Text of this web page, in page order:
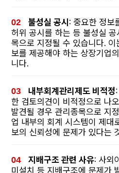
불성실 공시: 중요한 정보
허위 공시를 하는 등 불성실
목으로 지정될 수 있습니다.
보를 제공해야 하는 상장기업
니다.
내부회계관리제도 비적정
한 검토의견이 비적정으로 나
발견될 경우 관리종목으로 지
업 내부의 회계 시스템이 제대
보의 신뢰성에 문제가 있다는
지배구조 관련 사유: 사외
미설치 등 지배구조에 문제가